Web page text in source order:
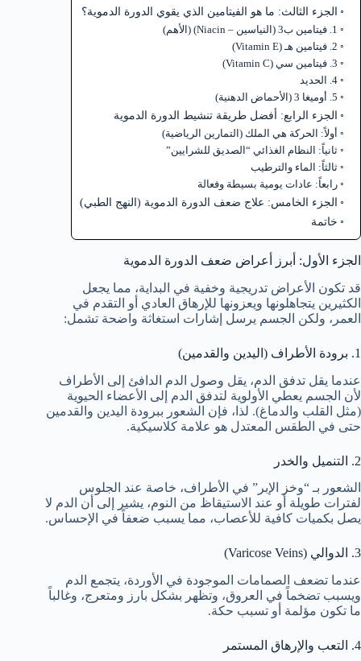
الجزء الثالث: ما هو الفيتامين الذي يقوي الدورة الدموية؟
1. فيتامين ب3 (النياسين – Niacin) (الأهم)
2. فيتامين هـ (Vitamin E)
3. فيتامين سي (Vitamin C)
4. الحديد
5. أوميغا 3 (الأحماض الدهنية)
الجزء الرابع: أفضل طريقة تنشيط الدورة الدموية
أولاً: الحركة هي الملك (التمارين الرياضية)
ثانياً: النظام الغذائي “الصديق للشرايين”
ثالثاً: الماء والترطيب
رابعاً: عادات يومية بسيطة وفعالة
الجزء الخامس: علاج ضعف الدورة الدموية (النهج الطبي)
خاتمة
الجزء الأول: أبرز أعراض ضعف الدورة الدموية
قد تكون الأعراض تدريجية وخفية في البداية، مما يجعل
الكثيرين يتجاهلونها ويعزونها للإرهاق العادي أو التقدم في
العمر، ولكن الجسم يرسل إشارات استغاثة واضحة تشمل:
1. برودة الأطراف (اليدين والقدمين)
عندما يقل تدفق الدم، يقل وصول الدم الدافئ إلى الأطراف
لأن الجسم يعطي الأولوية لتدفق الدم إلى الأعضاء الحيوية
(مثل القلب والدماغ). لذا، فإن الشعور ببرودة اليدين والقدمين
حتى في الطقس المعتدل هو علامة كلاسيكية.
2. التنميل والخدر
الشعور بـ “وخز الإبر” في الأطراف، خاصة عند الجلوس
لفترات طويلة أو عند الاستيقاظ من النوم، يشير إلى أن الدم لا
يصل بكميات كافية للأعصاب، مما يسبب ضعفاً في الإحساس.
3. الدوالي (Varicose Veins)
عندما تضعف الصمامات الموجودة في الأوردة، يتجمع الدم
ويسبب تضخماً في العروق، وتظهر بشكل بارز ومتعرج، وغالباً
ما تكون مؤلمة أو تسبب حكة.
4. التعب والإرهاق المستمر